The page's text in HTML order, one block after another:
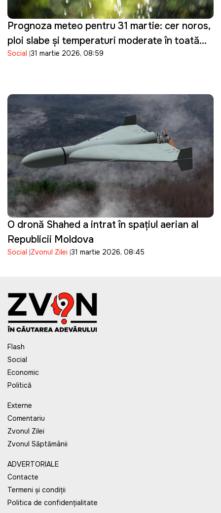
Prognoza meteo pentru 31 martie: cer noros,
ploi slabe și temperaturi moderate în toată
țara
Social 31 martie 2026, 08:59
O dronă Shahed a intrat în spațiul aerian al
Republicii Moldova
Social Zvonul Zilei 31 martie 2026, 08:45
Flash
Social
Economic
Politică
Externe
Comentariu
Zvonul Zilei
Zvonul Săptămânii
ADVERTORIALE
Contacte
Termeni și condiții
Politica de confidențialitate